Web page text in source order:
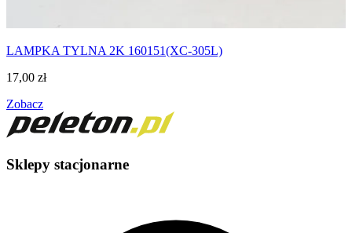
LAMPKA TYLNA 2K 160151(XC-305L)
17,00 zł
Zobacz
Sklepy stacjonarne